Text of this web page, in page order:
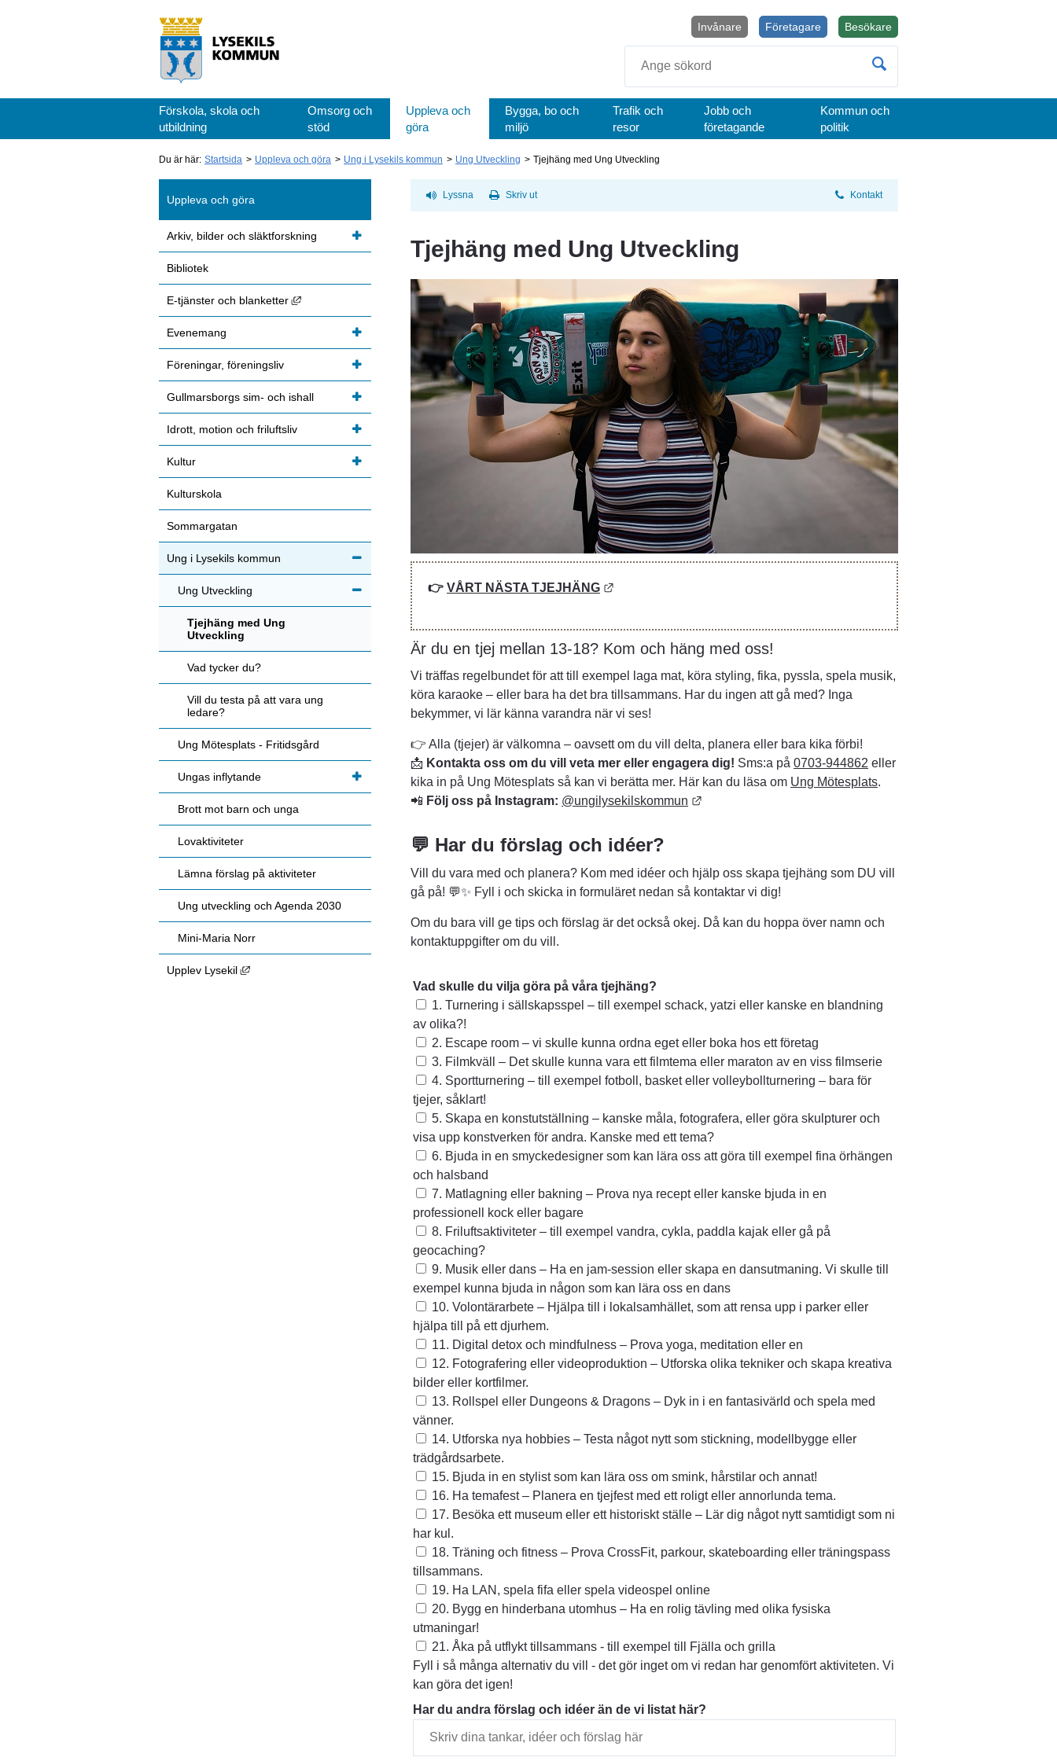
BesökareÖppnas i nytt fönster.
Företagare
Invånare
Förskola, skola och
utbildning
Omsorg och
stöd
Uppleva och
göra
Bygga, bo och
miljö
Trafik och
resor
Jobb och
företagande
Kommun och
politik
Du är här: Startsida Uppleva och göra Ung i Lysekils kommun Ung Utveckling Tjejhäng med Ung Utveckling
Lyssna Skriv ut Kontakt
Tjejhäng med Ung Utveckling
👉 VÅRT NÄSTA TJEJHÄNG
Är du en tjej mellan 13-18? Kom och häng med oss!
Vi träffas regelbundet för att till exempel laga mat, köra styling, fika, pyssla, spela musik,
köra karaoke – eller bara ha det bra tillsammans. Har du ingen att gå med? Inga
bekymmer, vi lär känna varandra när vi ses!
👉 Alla (tjejer) är välkomna – oavsett om du vill delta, planera eller bara kika förbi!
📩 Kontakta oss om du vill veta mer eller engagera dig! Sms:a på 0703-944862 eller
kika in på Ung Mötesplats så kan vi berätta mer. Här kan du läsa om Ung Mötesplats.
📲 Följ oss på Instagram: @ungilysekilskommun
💬 Har du förslag och idéer?
Vill du vara med och planera? Kom med idéer och hjälp oss skapa tjejhäng som DU vill
gå på! 💬✨ Fyll i och skicka in formuläret nedan så kontaktar vi dig!
Om du bara vill ge tips och förslag är det också okej. Då kan du hoppa över namn och
kontaktuppgifter om du vill.
Vad skulle du vilja göra på våra tjejhäng?
Vad skulle du vilja göra på våra tjejhäng?
1. Turnering i sällskapsspel – till exempel schack, yatzi eller kanske en blandning
av olika?!
2. Escape room – vi skulle kunna ordna eget eller boka hos ett företag
3. Filmkväll – Det skulle kunna vara ett filmtema eller maraton av en viss filmserie
4. Sportturnering – till exempel fotboll, basket eller volleybollturnering – bara för
tjejer, såklart!
5. Skapa en konstutställning – kanske måla, fotografera, eller göra skulpturer och
visa upp konstverken för andra. Kanske med ett tema?
6. Bjuda in en smyckedesigner som kan lära oss att göra till exempel fina örhängen
och halsband
7. Matlagning eller bakning – Prova nya recept eller kanske bjuda in en
professionell kock eller bagare
8. Friluftsaktiviteter – till exempel vandra, cykla, paddla kajak eller gå på
geocaching?
9. Musik eller dans – Ha en jam-session eller skapa en dansutmaning. Vi skulle till
exempel kunna bjuda in någon som kan lära oss en dans
10. Volontärarbete – Hjälpa till i lokalsamhället, som att rensa upp i parker eller
hjälpa till på ett djurhem.
11. Digital detox och mindfulness – Prova yoga, meditation eller en
12. Fotografering eller videoproduktion – Utforska olika tekniker och skapa kreativa
bilder eller kortfilmer.
13. Rollspel eller Dungeons & Dragons – Dyk in i en fantasivärld och spela med
vänner.
14. Utforska nya hobbies – Testa något nytt som stickning, modellbygge eller
trädgårdsarbete.
15. Bjuda in en stylist som kan lära oss om smink, hårstilar och annat!
16. Ha temafest – Planera en tjejfest med ett roligt eller annorlunda tema.
17. Besöka ett museum eller ett historiskt ställe – Lär dig något nytt samtidigt som ni
har kul.
18. Träning och fitness – Prova CrossFit, parkour, skateboarding eller träningspass
tillsammans.
19. Ha LAN, spela fifa eller spela videospel online
20. Bygg en hinderbana utomhus – Ha en rolig tävling med olika fysiska
utmaningar!
21. Åka på utflykt tillsammans - till exempel till Fjälla och grilla
Fyll i så många alternativ du vill - det gör inget om vi redan har genomfört aktiviteten. Vi
kan göra det igen!
Har du andra förslag och idéer än de vi listat här?
Uppleva och göra
Arkiv, bilder och släktforskning
Bibliotek
E-tjänster och blanketter Länk till annan webbplats, öppnas i nytt fönster.
Evenemang
Föreningar, föreningsliv
Gullmarsborgs sim- och ishall
Idrott, motion och friluftsliv
Kultur
Kulturskola
Sommargatan
Ung i Lysekils kommun
Ung Utveckling
Tjejhäng med Ung
Utveckling
Vad tycker du?
Vill du testa på att vara ung
ledare?
Ung Mötesplats - Fritidsgård
Ungas inflytande
Brott mot barn och unga
Lovaktiviteter
Lämna förslag på aktiviteter
Ung utveckling och Agenda 2030
Mini-Maria Norr
Upplev Lysekil Länk till annan webbplats, öppnas i nytt fönster.